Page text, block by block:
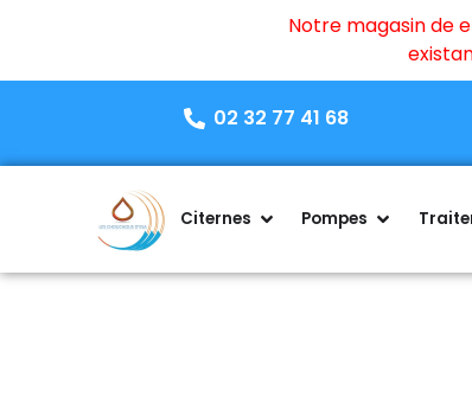
Notre magasin de
02 32 77 41 68
Citernes Pompes